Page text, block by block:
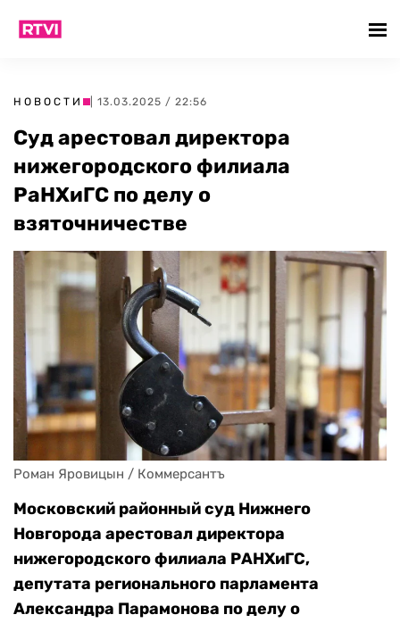
НОВОСТИ | 13.03.2025 / 22:56
Суд арестовал директора
нижегородского филиала
РаНХиГС по делу о
взяточничестве
Роман Яровицын / Коммерсантъ
Московский районный суд Нижнего
Новгорода арестовал директора
нижегородского филиала РАНХиГС,
депутата регионального парламента
Александра Парамонова по делу о